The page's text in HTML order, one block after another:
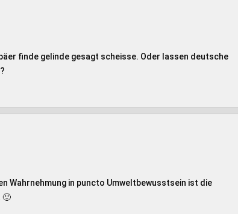
finde gelinde gesagt scheisse. Oder lassen deutsche
Wahrnehmung in puncto Umweltbewusstsein ist die